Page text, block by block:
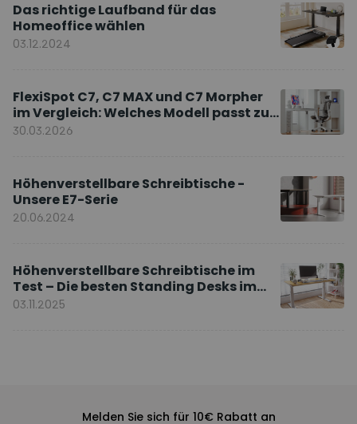
Das richtige Laufband für das
Homeoffice wählen
03.12.2024
FlexiSpot C7, C7 MAX und C7 Morpher
im Vergleich: Welches Modell passt zu
Ihnen?
30.03.2026
Höhenverstellbare Schreibtische -
Unsere E7-Serie
20.06.2024
Höhenverstellbare Schreibtische im
Test – Die besten Standing Desks im
Vergleich
03.11.2025
Melden Sie sich für 10€ Rabatt an